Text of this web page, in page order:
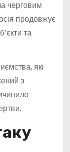
черговим
продовжує
та
які
з